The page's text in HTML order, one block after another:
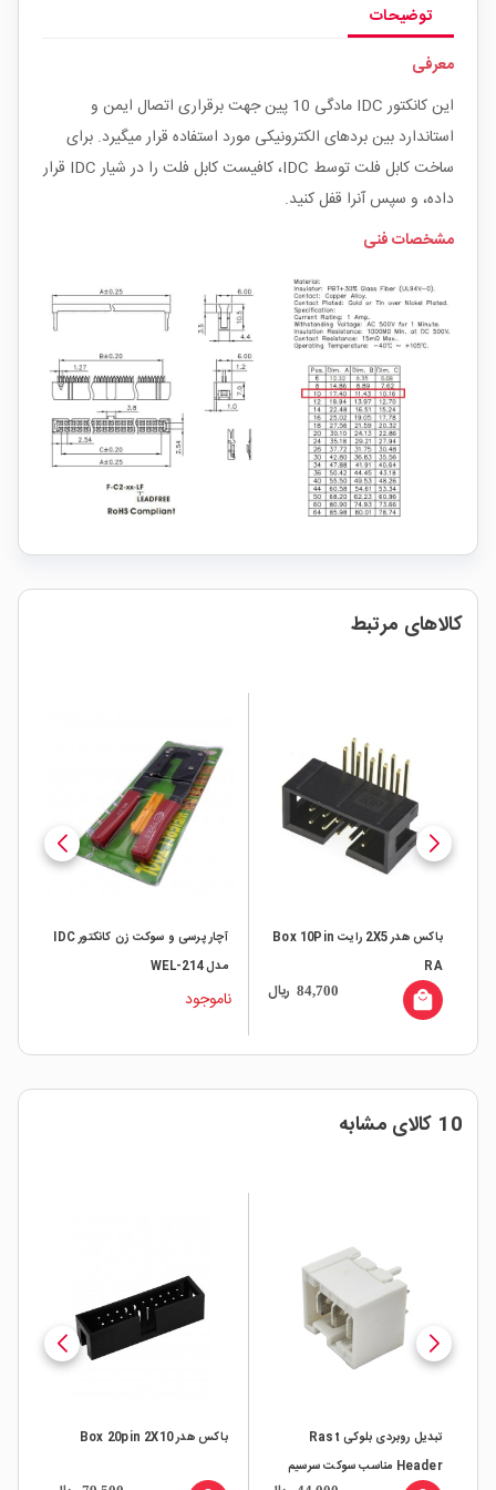
توضیحات
معرفی
این کانکتور IDC مادگی 10 پین جهت برقراری اتصال ایمن و
استاندارد بین بردهای الکترونیکی مورد استفاده قرار میگیرد. برای
ساخت کابل فلت توسط IDC، کافیست کابل فلت را در شیار IDC قرار
داده، و سپس آنرا قفل کنید.
مشخصات فنی
کالاهای مرتبط
باکس هدر 2X5 رایت Box 10Pin
RA
84,700 ریال local_mall
آچار پرسی و سوکت زن کانکتور IDC
مدل WEL-214
ناموجود
10 کالای مشابه
تبدیل روبردی بلوکی Rast
Header مناسب سوکت سرسیم
باکس هدر Box 20pin 2X10